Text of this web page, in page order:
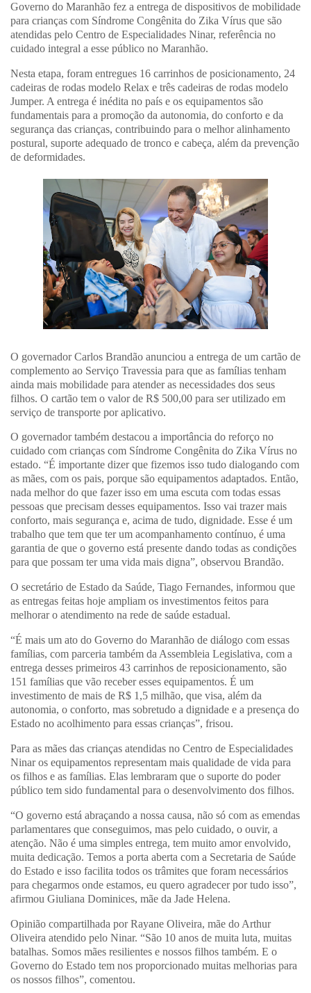
Governo do Maranhão fez a entrega de dispositivos de mobilidade
para crianças com Síndrome Congênita do Zika Vírus que são
atendidas pelo Centro de Especialidades Ninar, referência no
cuidado integral a esse público no Maranhão.
Nesta etapa, foram entregues 16 carrinhos de posicionamento, 24
cadeiras de rodas modelo Relax e três cadeiras de rodas modelo
Jumper. A entrega é inédita no país e os equipamentos são
fundamentais para a promoção da autonomia, do conforto e da
segurança das crianças, contribuindo para o melhor alinhamento
postural, suporte adequado de tronco e cabeça, além da prevenção
de deformidades.
O governador Carlos Brandão anunciou a entrega de um cartão de
complemento ao Serviço Travessia para que as famílias tenham
ainda mais mobilidade para atender as necessidades dos seus
filhos. O cartão tem o valor de R$ 500,00 para ser utilizado em
serviço de transporte por aplicativo.
O governador também destacou a importância do reforço no
cuidado com crianças com Síndrome Congênita do Zika Vírus no
estado. “É importante dizer que fizemos isso tudo dialogando com
as mães, com os pais, porque são equipamentos adaptados. Então,
nada melhor do que fazer isso em uma escuta com todas essas
pessoas que precisam desses equipamentos. Isso vai trazer mais
conforto, mais segurança e, acima de tudo, dignidade. Esse é um
trabalho que tem que ter um acompanhamento contínuo, é uma
garantia de que o governo está presente dando todas as condições
para que possam ter uma vida mais digna”, observou Brandão.
O secretário de Estado da Saúde, Tiago Fernandes, informou que
as entregas feitas hoje ampliam os investimentos feitos para
melhorar o atendimento na rede de saúde estadual.
“É mais um ato do Governo do Maranhão de diálogo com essas
famílias, com parceria também da Assembleia Legislativa, com a
entrega desses primeiros 43 carrinhos de reposicionamento, são
151 famílias que vão receber esses equipamentos. É um
investimento de mais de R$ 1,5 milhão, que visa, além da
autonomia, o conforto, mas sobretudo a dignidade e a presença do
Estado no acolhimento para essas crianças”, frisou.
Para as mães das crianças atendidas no Centro de Especialidades
Ninar os equipamentos representam mais qualidade de vida para
os filhos e as famílias. Elas lembraram que o suporte do poder
público tem sido fundamental para o desenvolvimento dos filhos.
“O governo está abraçando a nossa causa, não só com as emendas
parlamentares que conseguimos, mas pelo cuidado, o ouvir, a
atenção. Não é uma simples entrega, tem muito amor envolvido,
muita dedicação. Temos a porta aberta com a Secretaria de Saúde
do Estado e isso facilita todos os trâmites que foram necessários
para chegarmos onde estamos, eu quero agradecer por tudo isso”,
afirmou Giuliana Dominices, mãe da Jade Helena.
Opinião compartilhada por Rayane Oliveira, mãe do Arthur
Oliveira atendido pelo Ninar. “São 10 anos de muita luta, muitas
batalhas. Somos mães resilientes e nossos filhos também. E o
Governo do Estado tem nos proporcionado muitas melhorias para
os nossos filhos”, comentou.